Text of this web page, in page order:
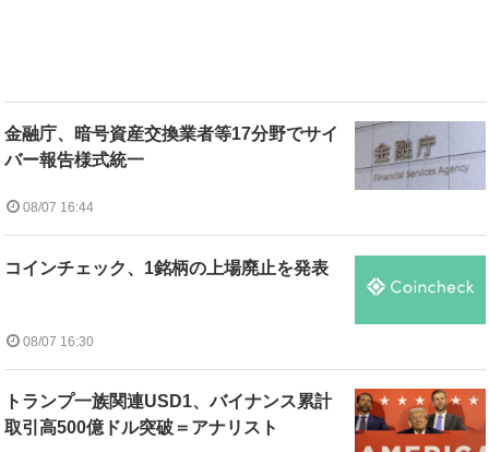
金融庁、暗号資産交換業者等17分野でサイ
バー報告様式統一
08/07 16:44
コインチェック、1銘柄の上場廃止を発表
08/07 16:30
トランプ一族関連USD1、バイナンス累計
取引高500億ドル突破＝アナリスト